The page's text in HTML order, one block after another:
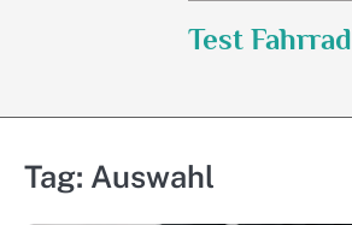
Test Fahrrad
Tag: Auswahl